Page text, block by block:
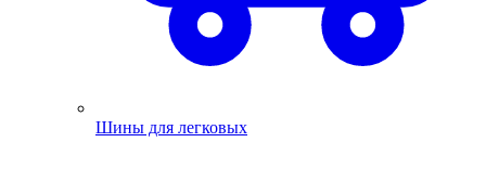
Шины для легковых